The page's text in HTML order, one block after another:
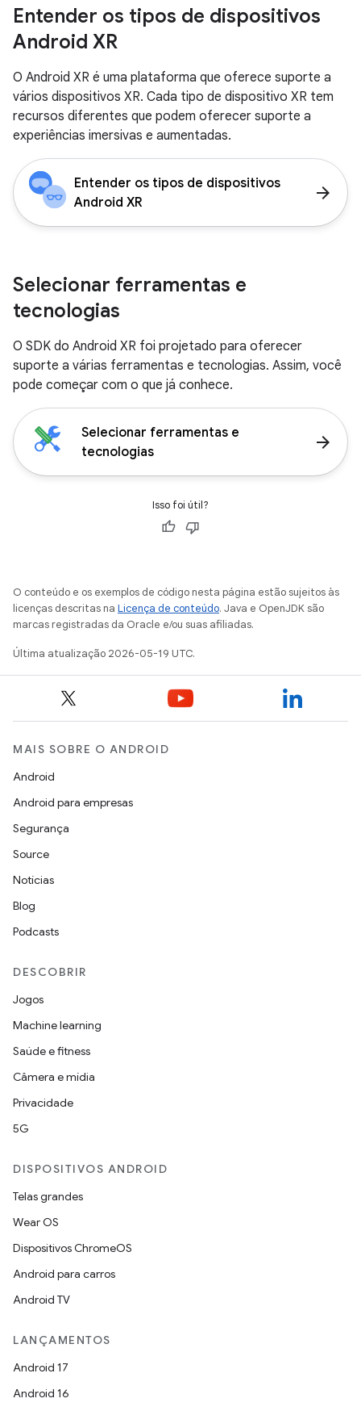
Entender os tipos de dispositivos
Android XR
O Android XR é uma plataforma que oferece suporte a
vários dispositivos XR. Cada tipo de dispositivo XR tem
recursos diferentes que podem oferecer suporte a
experiências imersivas e aumentadas.
Entender os tipos de dispositivos
Android XR
arrow_forward
Selecionar ferramentas e
tecnologias
O SDK do Android XR foi projetado para oferecer
suporte a várias ferramentas e tecnologias. Assim, você
pode começar com o que já conhece.
Selecionar ferramentas e
tecnologias
arrow_forward
Isso foi útil?
O conteúdo e os exemplos de código nesta página estão sujeitos às
licenças descritas na Licença de conteúdo. Java e OpenJDK são
marcas registradas da Oracle e/ou suas afiliadas.
Última atualização 2026-05-19 UTC.
MAIS SOBRE O ANDROID
Android
Android para empresas
Segurança
Source
Notícias
Blog
Podcasts
DESCOBRIR
Jogos
Machine learning
Saúde e fitness
Câmera e mídia
Privacidade
5G
DISPOSITIVOS ANDROID
Telas grandes
Wear OS
Dispositivos ChromeOS
Android para carros
Android TV
LANÇAMENTOS
Android 17
Android 16